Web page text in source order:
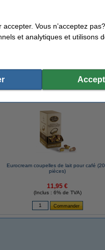
café moulu pour filtre 500 g
qui ont également commandé
Eurocream coupelles de lait pour café
pièces)
11,95 €
(Inclus : 6% de TVA)
Vous n’acceptez
et analytiques et utilisons